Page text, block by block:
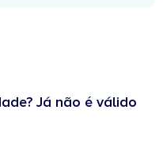
Já não é válido